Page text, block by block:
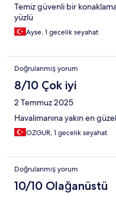
Temiz güvenli bir
yüzlü
Ayse, 1 gecelik seyahat
Doğrulanmış yorum
8/10 Çok iyi
2 Temmuz 2025
Havalimanına yakın en
OZGUR, 1 gecelik seyahat
Doğrulanmış yorum
10/10 Olağanüstü